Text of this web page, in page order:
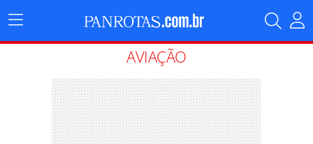
Menu
Principal
AVIAÇÃO